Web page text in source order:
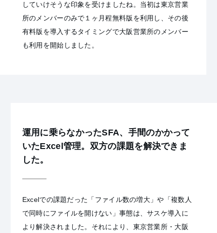
していけそうな印象を受けましたね。当初は東京営業
所のメンバーのみで１ヶ月程無料版を利用し、その後
有料版を導入するタイミングで大阪営業所のメンバー
も利用を開始しました。
運用に乗らなかったSFA、手間のかかって
いたExcel管理。双方の課題を解決できま
した。
Excelでの課題だった「ファイル数の増大」や「複数人
で同時にファイルを開けない」事態は、サスケ導入に
より解決されました。それにより、東京営業所・大阪